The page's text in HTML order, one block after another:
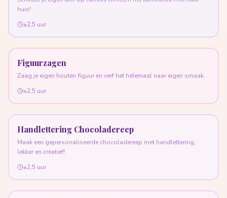
huis!
±2,5 uur
Figuurzagen
Zaag je eigen houten figuur en verf het helemaal naar eigen smaak.
±2,5 uur
Handlettering Chocoladereep
Maak een gepersonaliseerde chocoladereep met handlettering,
lekker en creatief!
±2,5 uur